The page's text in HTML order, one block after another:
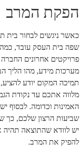
הפקת המרב
כאשר ניגשים לבחור בית
שפה בית העסק עובד, כמה
פרויקטים אחרונים
מערכות מידע, מהו הליך
תמיכה המקום יודע
מלווה אתכם עד נקודת
האמינות וכדומה. לבסוף
שביעות הרצון שלכם, כך
יש לוודא שהתוצאה תהיה
להפיק את המרב.